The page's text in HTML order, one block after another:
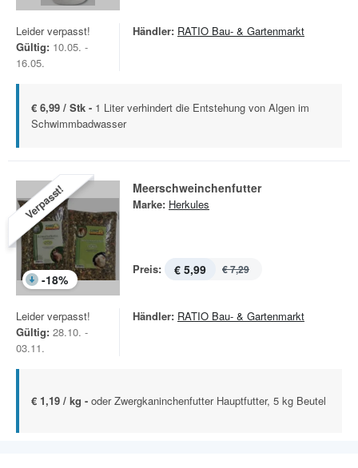
Leider verpasst!
Gültig: 10.05. -
16.05.
Händler: RATIO Bau- & Gartenmarkt
€ 6,99 / Stk - 1 Liter verhindert die Entstehung von Algen im
Schwimmbadwasser
Verpasst!
-18%
Meerschweinchenfutter
Marke: Herkules
Preis: € 5,99 € 7,29
Leider verpasst!
Gültig: 28.10. -
03.11.
Händler: RATIO Bau- & Gartenmarkt
€ 1,19 / kg - oder Zwergkaninchenfutter Hauptfutter, 5 kg Beutel